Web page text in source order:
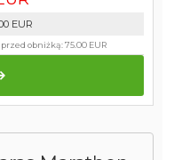
EUR
obniżką:75.00 EUR